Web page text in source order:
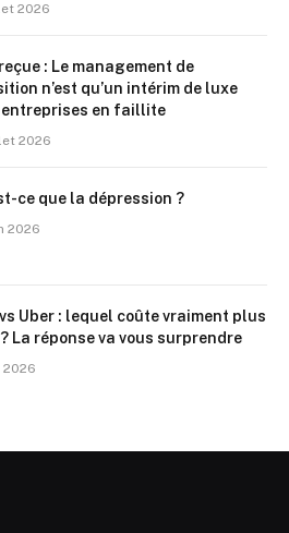
2026
reçue : Le management de
n’est qu’un intérim de luxe
entreprises en faillite
2026
ce que la dépression ?
2026
Uber : lequel coûte vraiment plus
La réponse va vous surprendre
2026